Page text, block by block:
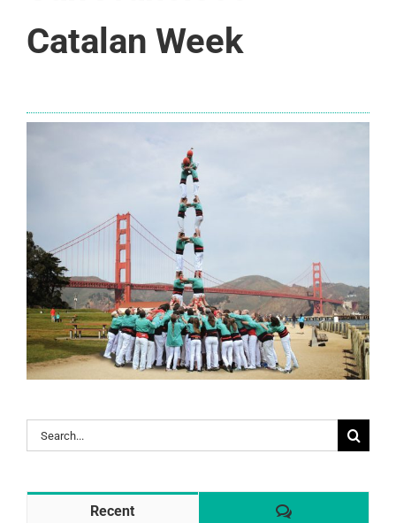
Catalan Week
Search
for:
Recent Comentaris